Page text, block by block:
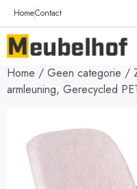
HomeContact
Home / Geen categorie /
armleuning, Gerecycled